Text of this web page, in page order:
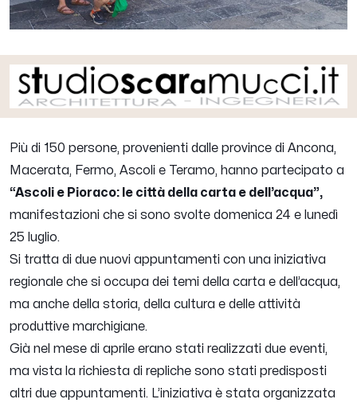
Più di 150 persone, provenienti dalle province di Ancona,
Macerata, Fermo, Ascoli e Teramo, hanno partecipato a
“Ascoli e Pioraco: le città della carta e dell’acqua”,
manifestazioni che si sono svolte domenica 24 e lunedì
25 luglio.
Si tratta di due nuovi appuntamenti con una iniziativa
regionale che si occupa dei temi della carta e dell’acqua,
ma anche della storia, della cultura e delle attività
produttive marchigiane.
Già nel mese di aprile erano stati realizzati due eventi,
ma vista la richiesta di repliche sono stati predisposti
altri due appuntamenti. L’iniziativa è stata organizzata